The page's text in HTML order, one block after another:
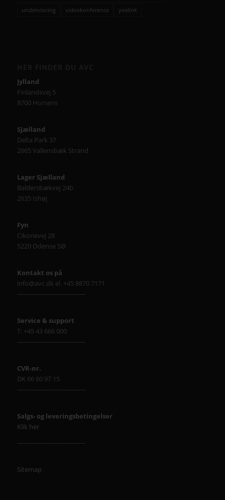
undervisning
videokonference yealink
Jylland
Finlandsvej 5
8700 Horsens
Sjælland
Delta Park 37
2665 Vallensbæk Strand
Lager Sjælland
Baldersbækvej 24b
2635 Ishøj
Fyn
Cikorievej 28
5220 Odense SØ
Kontakt os på
info@avc.dk el. +45 8870 7171
----------------------------------
Service & support
T: +45 43 666 000
----------------------------------
CVR-nr.
DK 66 60 97 15
----------------------------------
Salgs- og leveringsbetingelser
Klik her
----------------------------------
Sitemap